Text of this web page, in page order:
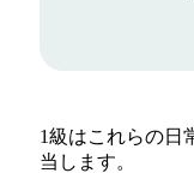
1級はこれらの日
当します。